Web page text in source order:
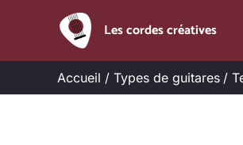
Les cordes créatives
Accueil Types de guitares